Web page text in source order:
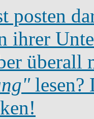
posten
ihrer
überall
lesen?